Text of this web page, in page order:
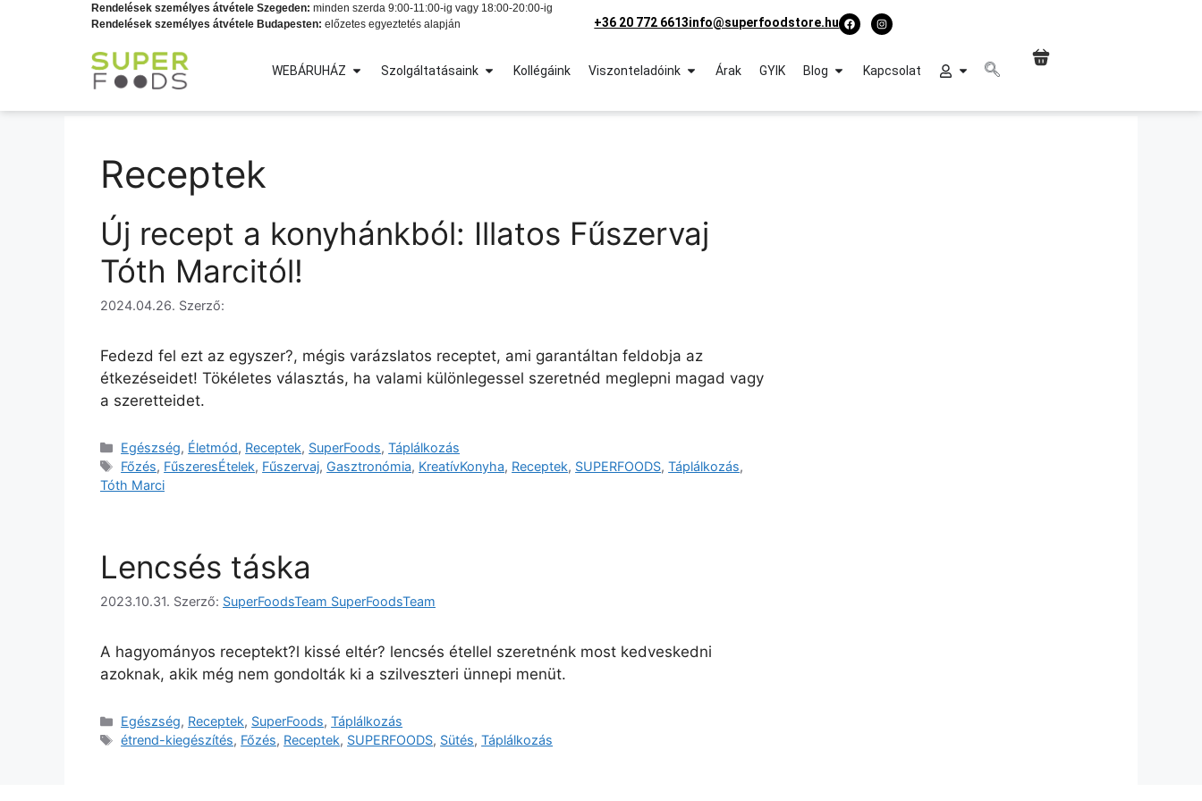
Rendelések személyes átvétele Szegeden: minden szerda 9:00-11:00-ig vagy 18:00-20:00-ig
Rendelések személyes átvétele Budapesten: előzetes egyeztetés alapján +36 20 772 6613info@superfoodstore.hu
WEBÁRUHÁZ Szolgáltatásaink Kollégáink Viszonteladóink Árak GYIK Blog Kapcsolat
Receptek
Új recept a konyhánkból: Illatos Fűszervaj
Tóth Marcitól!
2024.04.26. Szerző:
Fedezd fel ezt az egyszer?, mégis varázslatos receptet, ami garantáltan feldobja az
étkezéseidet! Tökéletes választás, ha valami különlegessel szeretnéd meglepni magad vagy
a szeretteidet.
Egészség, Életmód, Receptek, SuperFoods,Táplálkozás
Főzés, FűszeresÉtelek, Fűszervaj, Gasztronómia, KreatívKonyha, Receptek, SUPERFOODS,Táplálkozás,
Tóth Marci
Lencsés táska
2023.10.31. Szerző: SuperFoodsTeam SuperFoodsTeam
A hagyományos receptekt?l kissé eltér? lencsés étellel szeretnénk most kedveskedni
azoknak, akik még nem gondolták ki a szilveszteri ünnepi menüt.
Egészség, Receptek, SuperFoods,Táplálkozás
étrend-kiegészítés, Főzés, Receptek, SUPERFOODS, Sütés,Táplálkozás